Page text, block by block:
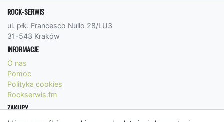
ROCK-SERWIS
ul. płk. Francesco Nullo 28/LU3
31-543 Kraków
INFORMACJE
O nas
Pomoc
Polityka cookies
Rockserwis.fm
ZAKUPY